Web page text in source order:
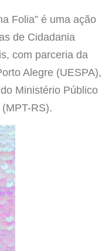
Folia” é uma ação
de Cidadania
com parceria da
Alegre (UESPA),
Ministério Público
RS).